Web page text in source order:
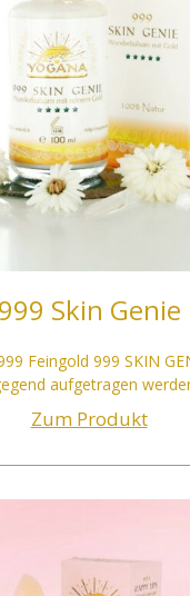
999 Skin Genie
Feingold 999 SKIN
aufgetragen
Zum Produkt